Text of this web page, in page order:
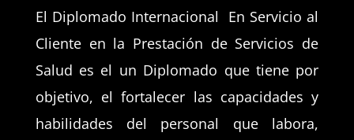
El ​Diplomado Internacional En Servicio al
Cliente en la Prestación de Servicios de
Salud es el un Diplomado que tiene por
objetivo, el fortalecer las capacidades y
habilidades del personal que labora,